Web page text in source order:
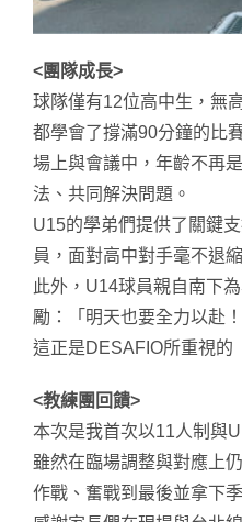
<團隊成長>
球隊僅有12位高中生，無
都學會了撐滿90分鐘的比
場上與會議中，年齡不再
法、共同解決問題。
U15的學弟們提供了關鍵
員，面對高中對手毫不退
此外，U14球員親自南下
勵：「明天也要全力以赴！
這正是DESAFIO所重視的
<教練團回饋>
本次是我首次以11人制與
雖然在臨場調整與對應上
作戰、奮戰到最後並拿下